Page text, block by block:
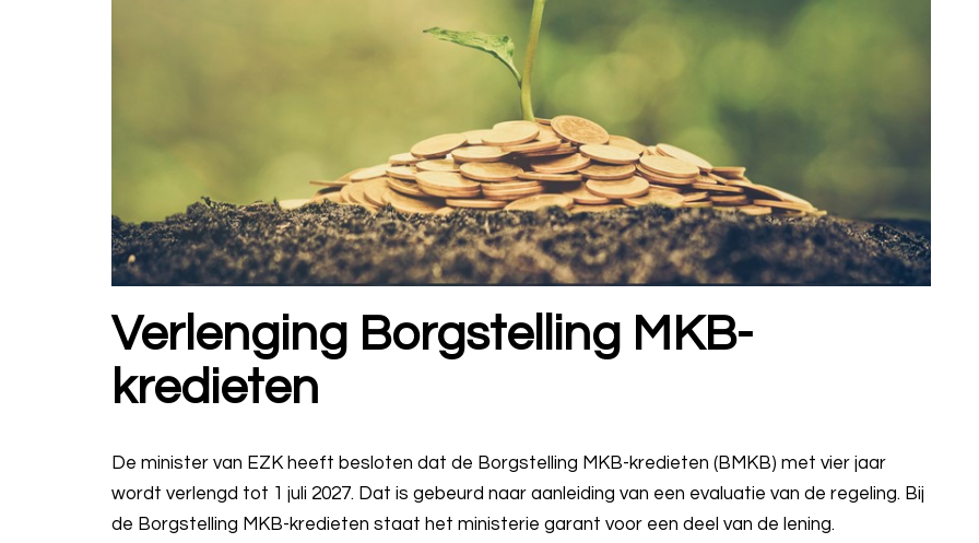
Verlenging Borgstelling MKB-
kredieten
De minister van EZK heeft besloten dat de Borgstelling MKB-kredieten (BMKB) met vier jaar
wordt verlengd tot 1 juli 2027. Dat is gebeurd naar aanleiding van een evaluatie van de regeling. Bij
de Borgstelling MKB-kredieten staat het ministerie garant voor een deel van de lening.